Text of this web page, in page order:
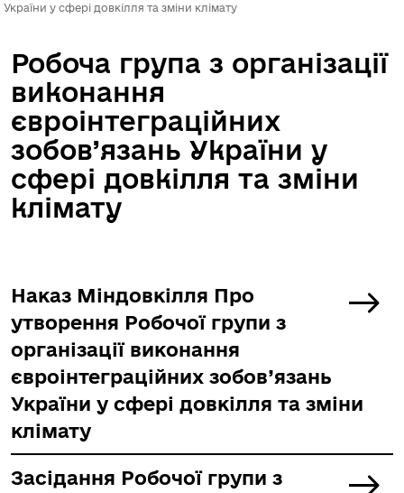
України у сфері довкілля та зміни клімату
Робоча група з організації
виконання
євроінтеграційних
зобов’язань України у
сфері довкілля та зміни
клімату
Наказ Міндовкілля Про
утворення Робочої групи з
організації виконання
євроінтеграційних зобов’язань
України у сфері довкілля та зміни
клімату
Засідання Робочої групи з